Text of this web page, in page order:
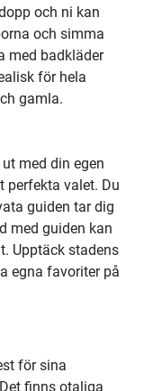
och ni kan
och simma
med badkläder
för hela
gamla.
med din egen
perfekta valet. Du
guiden tar dig
med guiden kan
Upptäck stadens
egna favoriter på
för sina
finns otaliga